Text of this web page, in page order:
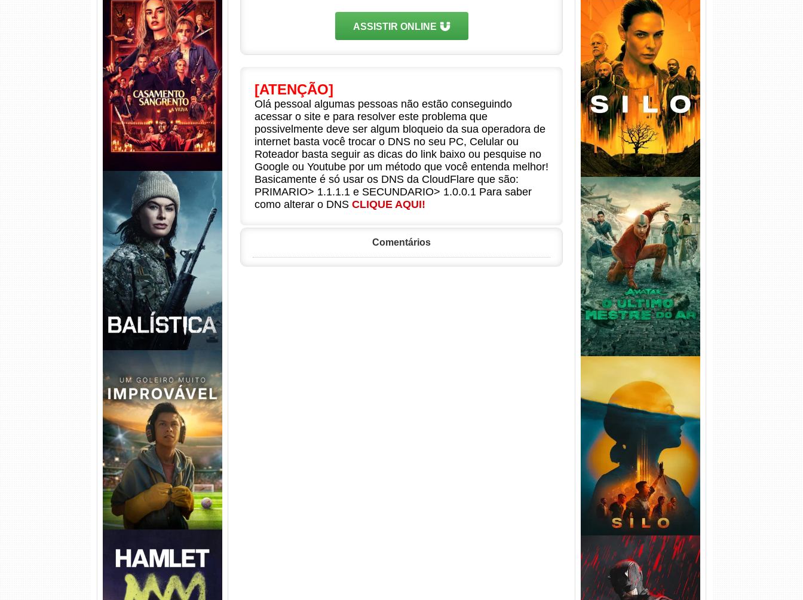
ASSISTIR ONLINE
[ATENÇÃO]
Olá pessoal algumas pessoas não estão conseguindo
acessar o site e para resolver este problema que
possivelmente deve ser algum bloqueio da sua operadora de
internet basta você trocar o DNS no seu PC, Celular ou
Roteador basta seguir as dicas do link baixo ou pesquise no
Google ou Youtube por um método que você entenda melhor!
Basicamente é só usar os DNS da CloudFlare que são:
PRIMARIO> 1.1.1.1 e SECUNDARIO> 1.0.0.1 Para saber
como alterar o DNS CLIQUE AQUI!
Comentários
Casamento Sangrento: A
Viúva Torrent (2026) WEB-DL
720p/1080p/4K Dual Áudio
Balística Torrent (2025) WEB-
DL 1080p Dual Áudio
Um Goleiro Muito Improvável
Torrent (2026) WEB-DL 1080p
Dual Áudio
Silo 1ª Temporada Torrent
(2023) WEB-DL
720p/1080p/4K Dual Áudio
Avatar: O Último Mestre do
Ar 2ª Temporada Torrent
(2026) WEB-DL 1080p Dual
Áudio
Silo 2ª Temporada (2024)
WEB-DL 1080p Dual Áudio